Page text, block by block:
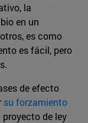
la
en un
es como
es fácil, pero
de efecto
su forzamiento
proyecto de ley